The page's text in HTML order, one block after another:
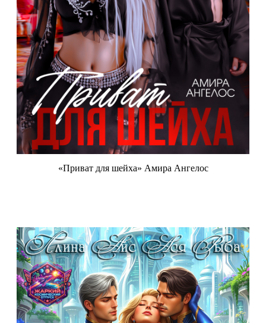
«Приват для шейха» Амира Ангелос